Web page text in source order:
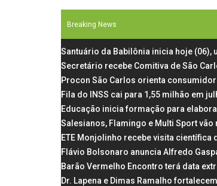
Breaking News
Santuário da Babilônia inicia hoje
Secretário recebe Comitiva de São
Procon São Carlos orienta
Fila do INSS cai para 1,55 milhão em
Educação inicia formação para
Salesianos, Flamingo e Multi Sport
ETE Monjolinho recebe visita científica
Flávio Bolsonaro anuncia Alfredo
Barão Vermelho Encontro terá data
Dr. Lapena e Dimas Ramalho